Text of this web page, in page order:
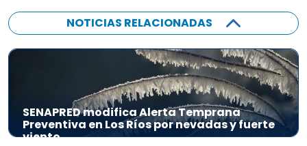
NOTICIAS RELACIONADAS
SENAPRED modifica Alerta Temprana
Preventiva en Los Ríos por nevadas y fuerte
viento